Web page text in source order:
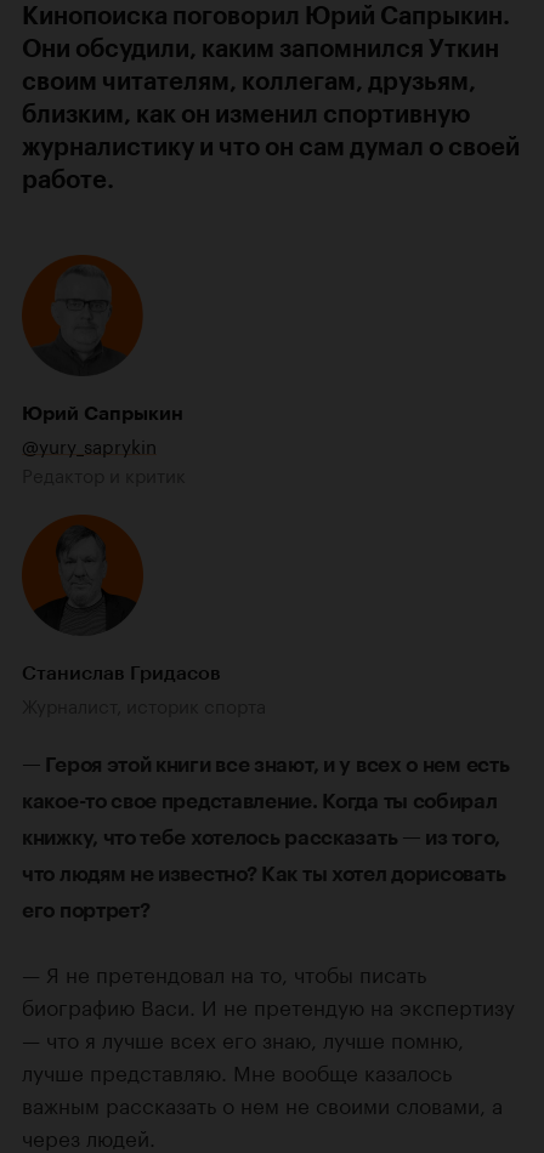
Кинопоиска поговорил Юрий Сапрыкин.
Они обсудили, каким запомнился Уткин
своим читателям, коллегам, друзьям,
близким, как он изменил спортивную
журналистику и что он сам думал о своей
работе.
Юрий Сапрыкин
@yury_saprykin
Станислав Гридасов
— Героя этой книги все знают, и у всех о нем есть
какое-то свое представление. Когда ты собирал
книжку, что тебе хотелось рассказать — из того,
что людям не известно? Как ты хотел дорисовать
его портрет?
— Я не претендовал на то, чтобы писать
биографию Васи. И не претендую на экспертизу
— что я лучше всех его знаю, лучше помню,
лучше представляю. Мне вообще казалось
важным рассказать о нем не своими словами, а
через людей.